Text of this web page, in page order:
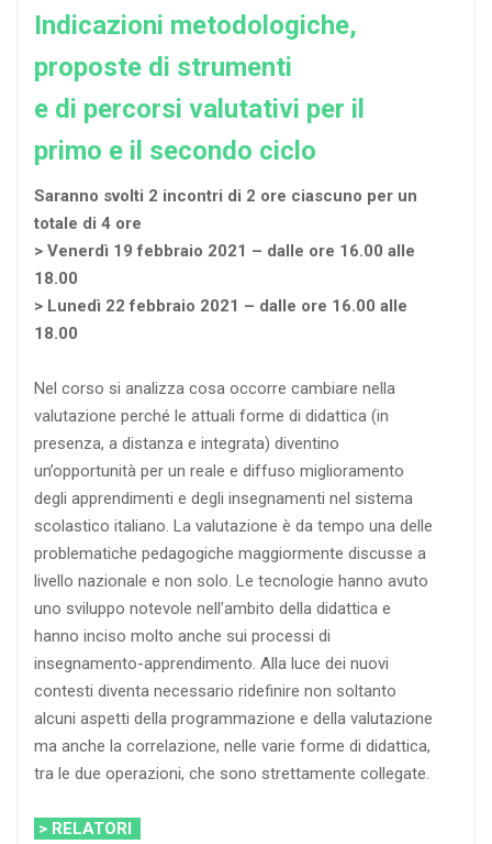
Indicazioni metodologiche,
proposte di strumenti
e di percorsi valutativi per il
primo e il secondo ciclo
Saranno svolti 2 incontri di 2 ore ciascuno per un
totale di 4 ore
> Venerdì 19 febbraio 2021 – dalle ore 16.00 alle
18.00
> Lunedì 22 febbraio 2021 – dalle ore 16.00 alle
18.00
Nel corso si analizza cosa occorre cambiare nella
valutazione perché le attuali forme di didattica (in
presenza, a distanza e integrata) diventino
un’opportunità per un reale e diffuso miglioramento
degli apprendimenti e degli insegnamenti nel sistema
scolastico italiano. La valutazione è da tempo una delle
problematiche pedagogiche maggiormente discusse a
livello nazionale e non solo. Le tecnologie hanno avuto
uno sviluppo notevole nell’ambito della didattica e
hanno inciso molto anche sui processi di
insegnamento-apprendimento. Alla luce dei nuovi
contesti diventa necessario ridefinire non soltanto
alcuni aspetti della programmazione e della valutazione
ma anche la correlazione, nelle varie forme di didattica,
tra le due operazioni, che sono strettamente collegate.
> RELATORI